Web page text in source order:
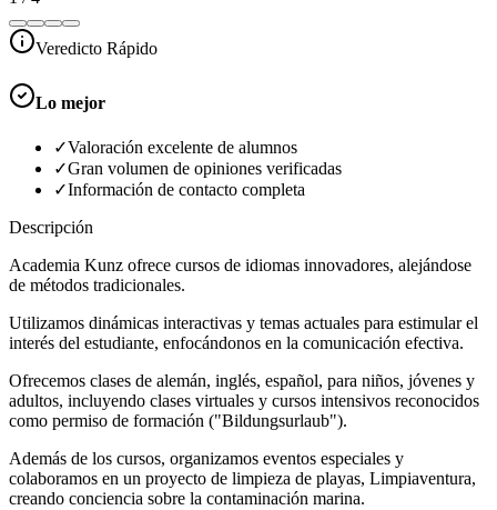
Veredicto Rápido
Lo mejor
✓Valoración excelente de alumnos
✓Gran volumen de opiniones verificadas
✓Información de contacto completa
Descripción
Academia Kunz ofrece cursos de idiomas innovadores, alejándose
de métodos tradicionales.
Utilizamos dinámicas interactivas y temas actuales para estimular el
interés del estudiante, enfocándonos en la comunicación efectiva.
Ofrecemos clases de alemán, inglés, español, para niños, jóvenes y
adultos, incluyendo clases virtuales y cursos intensivos reconocidos
como permiso de formación ("Bildungsurlaub").
Además de los cursos, organizamos eventos especiales y
colaboramos en un proyecto de limpieza de playas, Limpiaventura,
creando conciencia sobre la contaminación marina.